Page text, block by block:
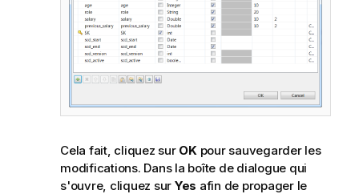
Cela fait, cliquez sur OKpour sauvegarder les
modifications. Dans la boîte de dialogue qui
s'ouvre, cliquez sur Yes afin de propager le